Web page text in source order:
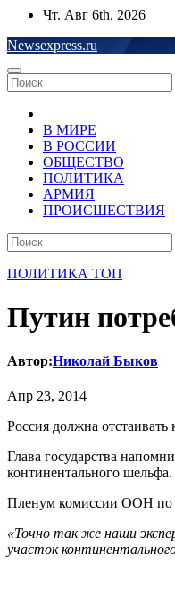
Перейти
содержимому
Чт. Авг 6th, 2026
Newsexpress.ru
В МИРЕ
В РОССИИ
ОБЩЕСТВО
ПОЛИТИКА
АРМИЯ
ПРОИСШЕСТВИЯ
ПОЛИТИКА ТОП
Путин
Автор:Николай Быков
Апр 23, 2014
Россия должна
Глава государства
континентального шельфа.
Пленум комиссии ООН по
«Точно так же наши
участок